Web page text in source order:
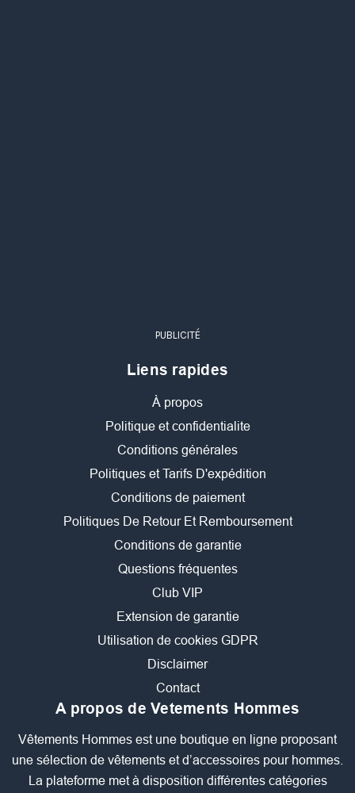
PUBLICITÉ
Liens rapides
À propos
Politique et confidentialite
Conditions générales
Politiques et Tarifs D'expédition
Conditions de paiement
Politiques De Retour Et Remboursement
Conditions de garantie
Questions fréquentes
Club VIP
Extension de garantie
Utilisation de cookies GDPR
Disclaimer
Contact
A propos de Vetements Hommes
Vêtements Hommes est une boutique en ligne proposant
une sélection de vêtements et d’accessoires pour hommes.
La plateforme met à disposition différentes catégories